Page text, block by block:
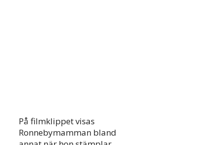
På filmklippet visas
Ronnebymamman bland